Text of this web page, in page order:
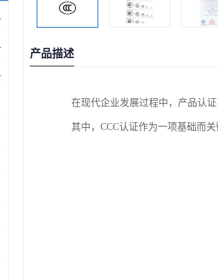
|贝安
|贝安
|贝安
产品描述
在现代企业发展过程中，产品认
其中，CCC认证作为一项基础而